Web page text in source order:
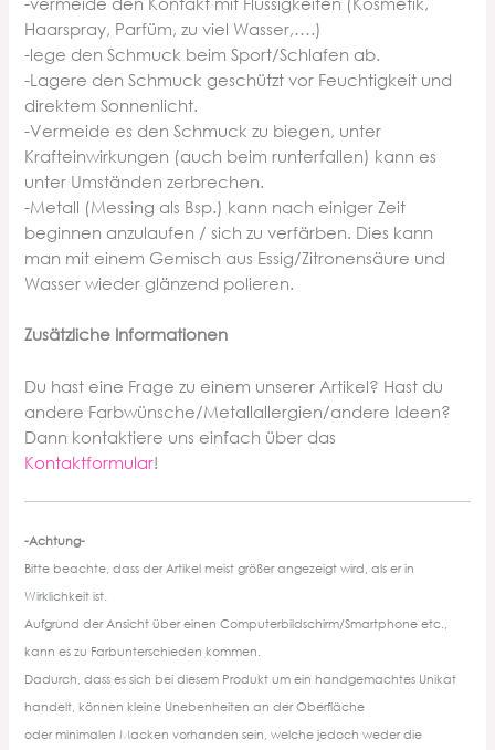
Haarspray, Parfüm, zu viel Wasser,….)
-lege den Schmuck beim Sport/Schlafen ab.
-Lagere den Schmuck geschützt vor Feuchtigkeit und
direktem Sonnenlicht.
-Vermeide es den Schmuck zu biegen, unter
Krafteinwirkungen (auch beim runterfallen) kann es
unter Umständen zerbrechen.
-Metall (Messing als Bsp.) kann nach einiger Zeit
beginnen anzulaufen / sich zu verfärben. Dies kann
man mit einem Gemisch aus Essig/Zitronensäure und
Wasser wieder glänzend polieren.
Zusätzliche Informationen
Du hast eine Frage zu einem unserer Artikel? Hast du
andere Farbwünsche/Metallallergien/andere Ideen?
Dann kontaktiere uns einfach über das
Kontaktformular!
-Achtung-
Bitte beachte, dass der Artikel meist größer angezeigt wird, als er in
Wirklichkeit ist.
Aufgrund der Ansicht über einen Computerbildschirm/Smartphone etc.,
kann es zu Farbunterschieden kommen.
Dadurch, dass es sich bei diesem Produkt um ein handgemachtes Unikat
handelt, können kleine Unebenheiten an der Oberfläche
oder minimalen Macken vorhanden sein, welche jedoch weder die